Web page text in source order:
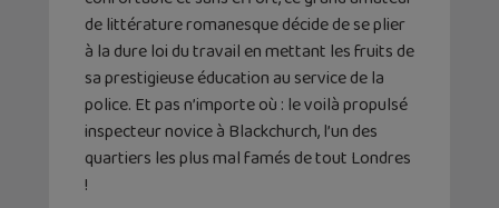
de littérature romanesque décide de se plier
à la dure loi du travail en mettant les fruits de
sa prestigieuse éducation au service de la
police. Et pas n’importe où : le voilà propulsé
inspecteur novice à Blackchurch, l’un des
quartiers les plus mal famés de tout Londres
!